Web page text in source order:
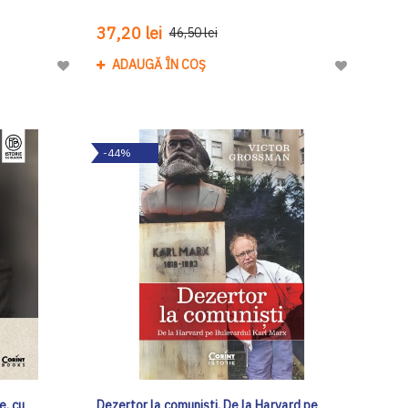
Adaugă
Dorinte
37,20 lei 46,50 lei
ADAUGĂ ÎN COȘ
Adaugă
-44%